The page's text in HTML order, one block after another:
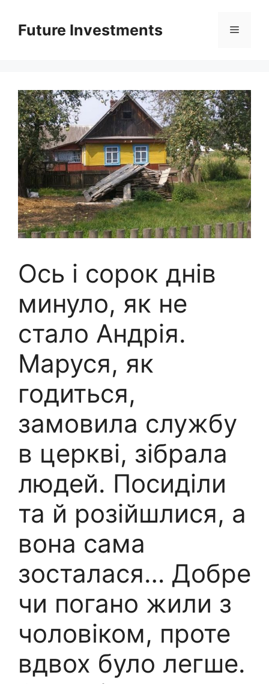
вмістуFuture Investments Меню
Ось і сорок днів
минуло, як не
стало Андрія.
Маруся, як
годиться,
замовила службу
в церкві, зібрала
людей. Посиділи
та й розійшлися, а
вона сама
зосталася… Добре
чи погано жили з
чоловіком, проте
вдвох було легше.